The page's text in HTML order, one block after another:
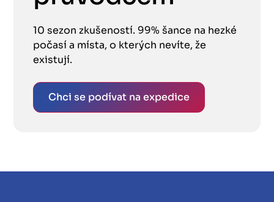
10 sezon zkušeností. 99% šance na hezké
počasí a místa, o kterých nevíte, že
existují.
Chci se podívat na expedice